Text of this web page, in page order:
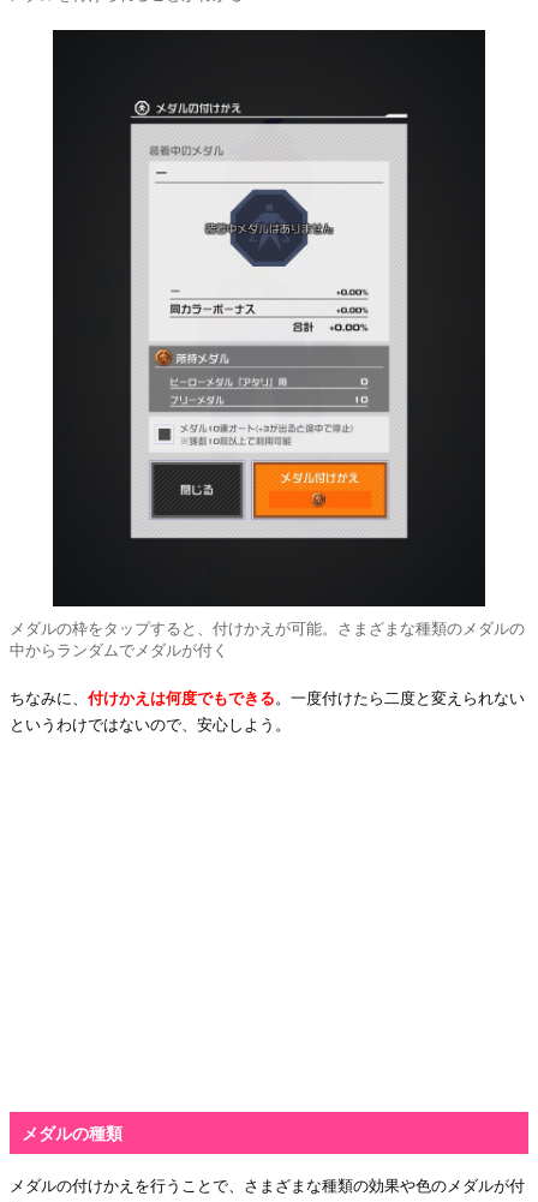
メダルの枠をタップすると、付けかえが可能。さまざまな種類のメダルの
中からランダムでメダルが付く
ちなみに、 付けかえは何度でもできる。一度付けたら二度と変えられない
というわけではないので、安心しよう。
メダルの種類
メダルの付けかえを行うことで、さまざまな種類の効果や色のメダルが付